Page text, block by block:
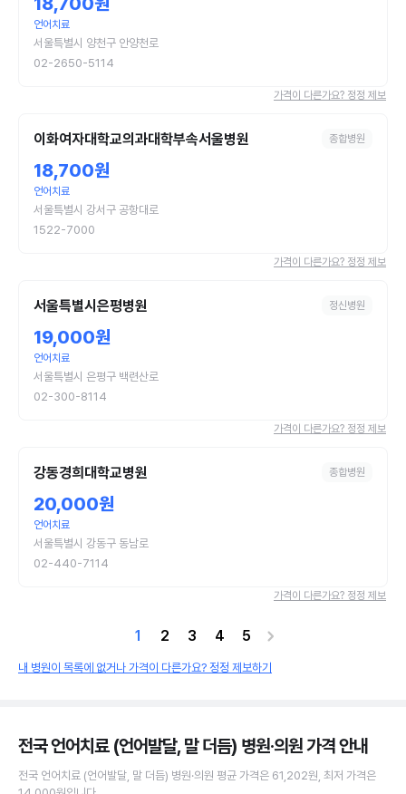
언어치료
서울특별시 양천구 안양천로
02-2650-5114
가격이 다른가요? 정정 제보
이화여자대학교의과대학부속서울병원 종합병원
18,700원
언어치료
서울특별시 강서구 공항대로
1522-7000
가격이 다른가요? 정정 제보
서울특별시은평병원 정신병원
19,000원
언어치료
서울특별시 은평구 백련산로
02-300-8114
가격이 다른가요? 정정 제보
강동경희대학교병원 종합병원
20,000원
언어치료
서울특별시 강동구 동남로
02-440-7114
가격이 다른가요? 정정 제보
1 2 3 4 5
내 병원이 목록에 없거나 가격이 다른가요? 정정 제보하기
전국 언어치료 (언어발달, 말 더듬) 병원·의원가격 안내
전국 언어치료 (언어발달, 말 더듬) 병원·의원 평균 가격은 61,202원 , 최저 가격은